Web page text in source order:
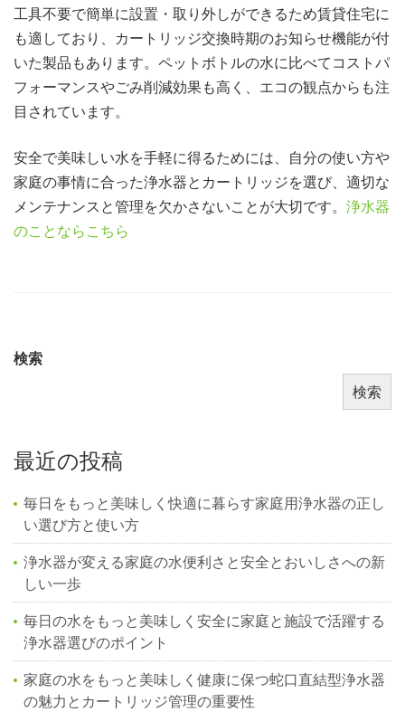
工具不要で簡単に設置・取り外しができるため賃貸住宅に
も適しており、カートリッジ交換時期のお知らせ機能が付
いた製品もあります。ペットボトルの水に比べてコストパ
フォーマンスやごみ削減効果も高く、エコの観点からも注
目されています。
安全で美味しい水を手軽に得るためには、自分の使い方や
家庭の事情に合った浄水器とカートリッジを選び、適切な
メンテナンスと管理を欠かさないことが大切です。 浄水器
のことならこちら
検索
検索
最近の投稿
毎日をもっと美味しく快適に暮らす家庭用浄水器の正し
い選び方と使い方
浄水器が変える家庭の水便利さと安全とおいしさへの新
しい一歩
毎日の水をもっと美味しく安全に家庭と施設で活躍する
浄水器選びのポイント
家庭の水をもっと美味しく健康に保つ蛇口直結型浄水器
の魅力とカートリッジ管理の重要性